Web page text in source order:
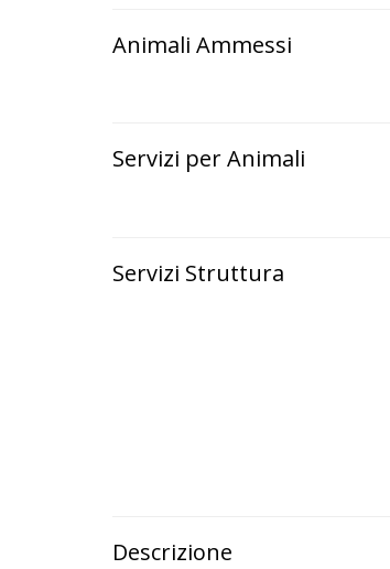
Animali Ammessi
Servizi per Animali
Servizi Struttura
Descrizione